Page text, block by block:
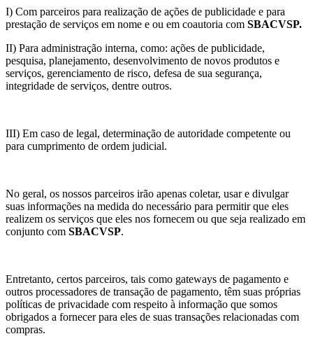
I) Com parceiros para realização de ações de publicidade e para
prestação de serviços em nome e ou em coautoria com SBACVSP.
II) Para administração interna, como: ações de publicidade,
pesquisa, planejamento, desenvolvimento de novos produtos e
serviços, gerenciamento de risco, defesa de sua segurança,
integridade de serviços, dentre outros.
III) Em caso de legal, determinação de autoridade competente ou
para cumprimento de ordem judicial.
No geral, os nossos parceiros irão apenas coletar, usar e divulgar
suas informações na medida do necessário para permitir que eles
realizem os serviços que eles nos fornecem ou que seja realizado em
conjunto com SBACVSP.
Entretanto, certos parceiros, tais como gateways de pagamento e
outros processadores de transação de pagamento, têm suas próprias
políticas de privacidade com respeito à informação que somos
obrigados a fornecer para eles de suas transações relacionadas com
compras.